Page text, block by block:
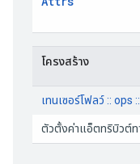
โครงสร้าง
เทนเซอร์โฟลว์ ::
ตัวตั้งค่าแอ็ตทริบิวต์ท